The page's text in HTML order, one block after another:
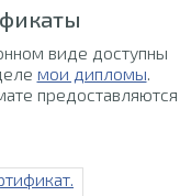
виде доступны
мои дипломы.
предоставляются